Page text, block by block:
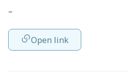
–
Open link